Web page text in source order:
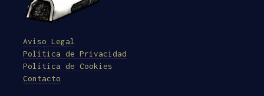
Aviso Legal
Política de Privacidad
Política de Cookies
Contacto